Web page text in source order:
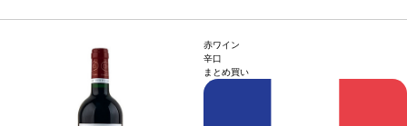
*本ヴィンテージが在庫切れの場合、在庫があり価格が同様の場合は自動的に次
のヴィンテージに変更されます、ご了承ください。
赤ワイン
辛口
まとめ買い